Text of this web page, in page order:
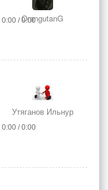
OrangutanG
0:00 / 0:00
Утяганов Ильнур
0:00 / 0:00